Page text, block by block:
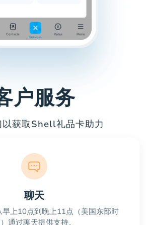
户服务
以获取Shell礼品卡助力
聊天
早上10点到晚上11点（美国东部时
通过聊天提供支持。